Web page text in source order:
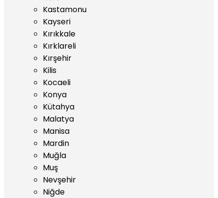
Kastamonu
Kayseri
Kırıkkale
Kırklareli
Kırşehir
Kilis
Kocaeli
Konya
Kütahya
Malatya
Manisa
Mardin
Muğla
Muş
Nevşehir
Niğde